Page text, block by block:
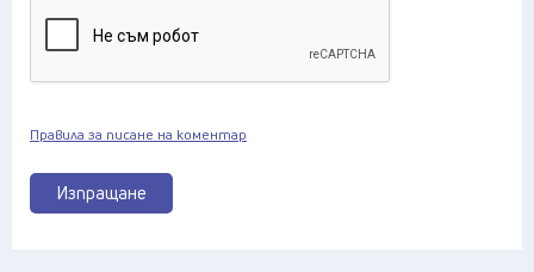
Изпращане
Правила за писане на коментар